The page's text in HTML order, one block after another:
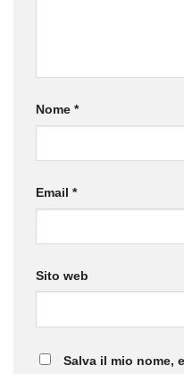
Nome *
Email *
Sito web
Salva il mio nome,